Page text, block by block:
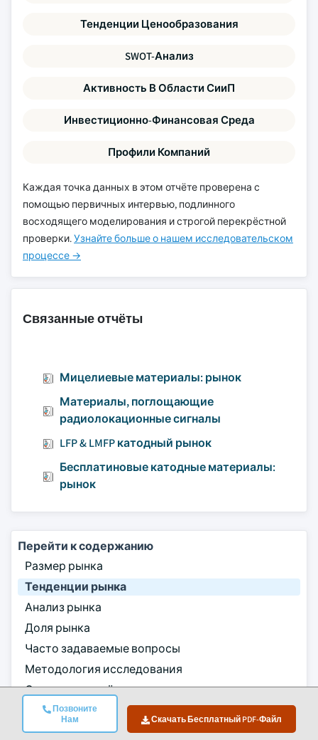
Позвоните
Нам
Скачать Бесплатный PDF-Файл
Тенденции Ценообразования
SWOT-Анализ
Активность В Области СииП
Инвестиционно-Финансовая Среда
Профили Компаний
Каждая точка данных в этом отчёте проверена с
помощью первичных интервью, подлинного
восходящего моделирования и строгой перекрёстной
проверки.Узнайте больше о нашем исследовательском
процессе →
Связанные отчёты
Мицелиевые материалы: рынок
Материалы, поглощающие
радиолокационные сигналы
LFP & LMFP катодный рынок
Бесплатиновые катодные материалы:
рынок
Перейти к содержанию
Размер рынка
Тенденции рынка
Анализ рынка
Доля рынка
Часто задаваемые вопросы
Методология исследования
Связанные отчёты
Скачать Бесплатный PDF-Файл